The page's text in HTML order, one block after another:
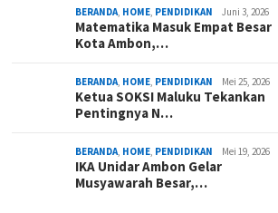
BERANDA, HOME, PENDIDIKAN Juni 3, 2026
Matematika Masuk Empat Besar
Kota Ambon,…
BERANDA, HOME, PENDIDIKAN Mei 25, 2026
Ketua SOKSI Maluku Tekankan
Pentingnya N…
BERANDA, HOME, PENDIDIKAN Mei 19, 2026
IKA Unidar Ambon Gelar
Musyawarah Besar,…